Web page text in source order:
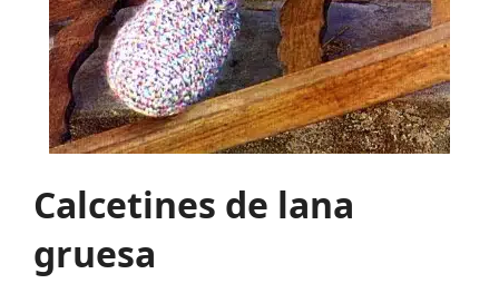
Calcetines de lana
gruesa